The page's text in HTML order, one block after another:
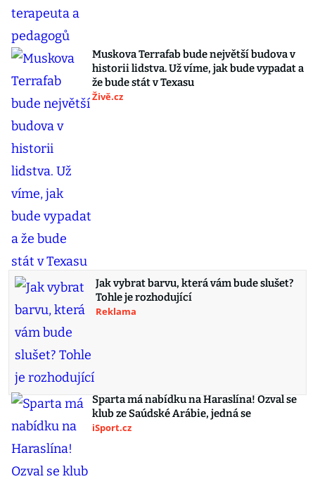
Muskova Terrafab bude největší budova v
historii lidstva. Už víme, jak bude vypadat a
že bude stát v Texasu
Živě.cz
Jak vybrat barvu, která vám bude slušet?
Tohle je rozhodující
Reklama
Sparta má nabídku na Haraslína! Ozval se
klub ze Saúdské Arábie, jedná se
iSport.cz